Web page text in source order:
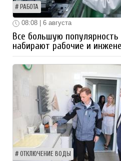
РАБОТА
08:08 | 6 августа
Все большую
набирают рабочие и
ОТКЛЮЧЕНИЕ ВОДЫ